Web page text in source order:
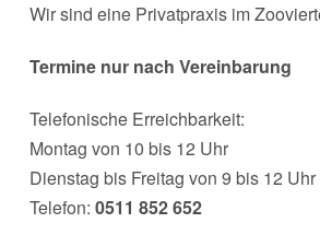
Wir sind eine Privatpraxis im
Termine nur nach Vereinbarung
Telefonische Erreichbarkeit:
Montag von 10 bis 12 Uhr
Dienstag bis Freitag von 9 bis 12 Uhr
Telefon: 0511 852 652